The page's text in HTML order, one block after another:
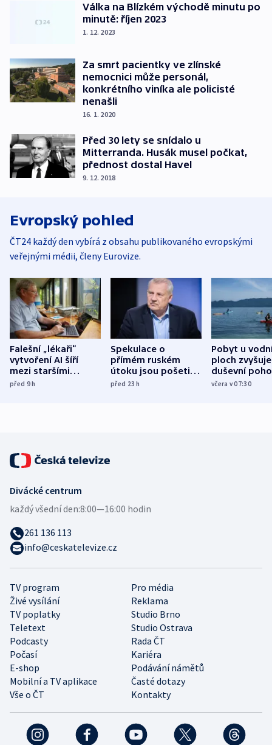
Válka na Blízkém východě minutu po
minutě: říjen 2023
1. 12. 2023
Za smrt pacientky ve zlínské
nemocnici může personál,
konkrétního viníka ale policisté
nenašli
16. 1. 2020
Před 30 lety se snídalo u
Mitterranda. Husák musel počkat,
přednost dostal Havel
9. 12. 2018
Evropský pohled
ČT24 každý den vybírá z obsahu publikovaného evropskými
veřejnými médii, členy Eurovize.
Falešní „lékaři“
vytvoření AI šíří
mezi staršími
Poláky nebezpečné
před 9h
Spekulace o
přímém ruském
útoku jsou pošetilé,
míní estonský
před 23h
Pobyt u
ploch zvyšuje
duševní
ukázala
včera v 07:30
TV program
Pro média
Živé vysílání
Reklama
TV poplatky
Studio Brno
Teletext
Studio Ostrava
Podcasty
Rada ČT
Počasí
Kariéra
E-shop
Podávání námětů
Mobilní a TV aplikace
Časté dotazy
Vše o ČT
Kontakty
Divácké centrum
každý všední den:8:00—16:00 hodin
261 136 113
info@ceskatelevize.cz